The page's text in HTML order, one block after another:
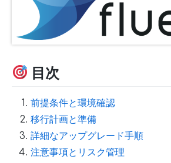
目次
前提条件と環境確認
移行計画と準備
詳細なアップグレード手順
注意事項とリスク管理